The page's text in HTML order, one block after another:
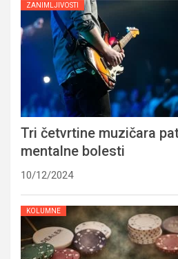
ZANIMLJIVOSTI
Tri četvrtine muzičara
mentalne bolesti
10/12/2024
KOLUMNE